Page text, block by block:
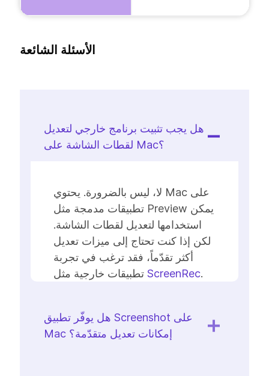
الأسئلة الشائعة
هل يجب تثبيت برنامج خارجي لتعديل
لقطات الشاشة على Mac؟
لا، ليس بالضرورة. يحتوي Mac على
تطبيقات مدمجة مثل Preview يمكن
استخدامها لتعديل لقطات الشاشة.
لكن إذا كنت تحتاج إلى ميزات تعديل
أكثر تقدّماً، فقد ترغب في تجربة
ScreenRec.
هل يوفّر تطبيق Screenshot على
Mac إمكانات تعديل متقدّمة؟